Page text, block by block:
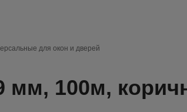
для окон и дверей
мм, 100м,